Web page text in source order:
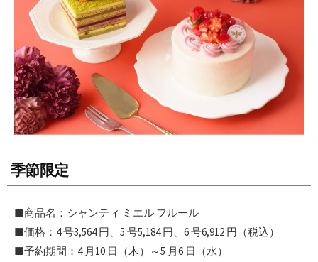
季節限定
■商品名：シャンティ ミエル フルール
■価格：4 号3,564 円、5 号5,184 円、6 号6,912 円（税込）
■予約期間：4 月10 日（木）～5 月6 日（水）